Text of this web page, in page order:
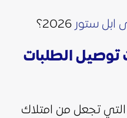
ابل ستور
توصيل الطلبات
التي تجعل من امتلاك